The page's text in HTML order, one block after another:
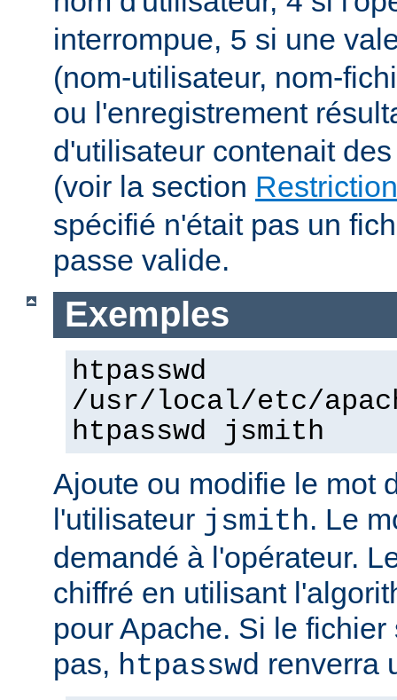
interrompue, 5 si une
(nom-utilisateur, nom-
ou l'enregistrement
d'utilisateur contenait
(voir la section
spécifié n'était pas un
passe valide.
Exemples
htpasswd
/usr/local/etc/
htpasswd jsmith
Ajoute ou modifie le mot
l'utilisateur jsmith. Le
demandé à l'opérateur.
chiffré en utilisant
pour Apache. Si le
pas, htpasswd renverra